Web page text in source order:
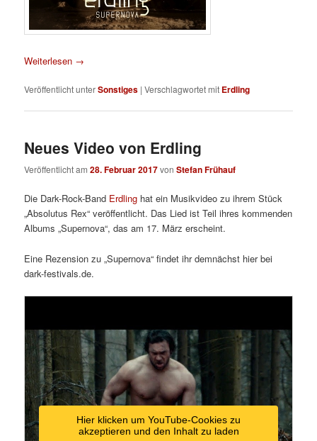
Weiterlesen →
Veröffentlicht unterSonstiges |Verschlagwortet mit Erdling
Neues Video von Erdling
Veröffentlicht am28. Februar 2017vonStefan Frühauf
Die Dark-Rock-Band Erdling hat ein Musikvideo zu ihrem Stück
„Absolutus Rex“ veröffentlicht. Das Lied ist Teil ihres kommenden
Albums „Supernova“, das am 17. März erscheint.
Eine Rezension zu „Supernova“ findet ihr demnächst hier bei
dark-festivals.de.
Hier klicken um YouTube-Cookies zu
akzeptieren und den Inhalt zu laden